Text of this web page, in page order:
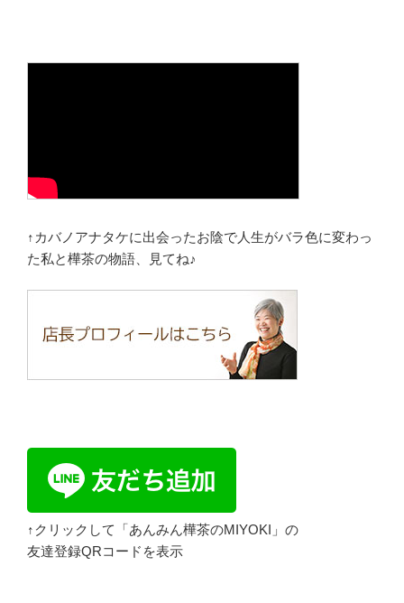
↑カバノアナタケに出会ったお陰で人生がバラ色に変わっ
た私と樺茶の物語、見てね♪
↑クリックして「あんみん樺茶のMIYOKI」の
友達登録QRコードを表示